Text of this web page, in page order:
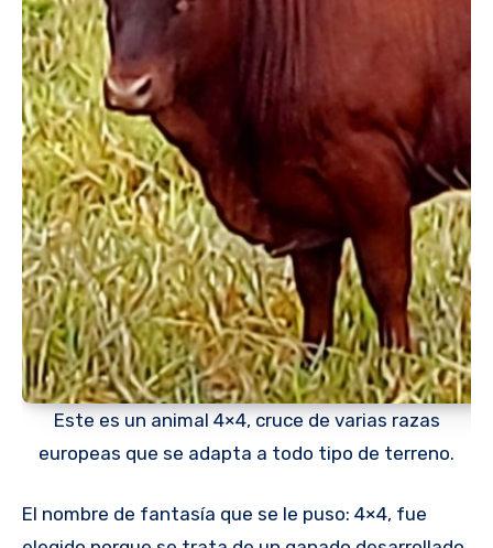
Este es un animal 4×4, cruce de varias razas
europeas que se adapta a todo tipo de terreno.
El nombre de fantasía que se le puso: 4×4, fue